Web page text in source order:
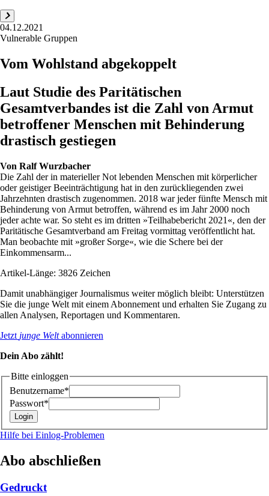
04.12.2021
Vulnerable Gruppen
Vom Wohlstand abgekoppelt
Laut Studie des Paritätischen
Gesamtverbandes ist die Zahl von Armut
betroffener Menschen mit Behinderung
drastisch gestiegen
Von Ralf Wurzbacher
Die Zahl der in materieller Not lebenden Menschen mit körperlicher
oder geistiger Beeinträchtigung hat in den zurückliegenden zwei
Jahrzehnten drastisch zugenommen. 2018 war jeder fünfte Mensch mit
Behinderung von Armut betroffen, während es im Jahr 2000 noch
jeder achte war. So steht es im dritten »Teilhabebericht 2021«, den der
Paritätische Gesamtverband am Freitag vormittag veröffentlicht hat.
Man beobachte mit »großer Sorge«, wie die Schere bei der
Einkommensarm...
Artikel-Länge: 3826 Zeichen
Damit unabhängiger Journalismus weiter möglich bleibt: Unterstützen
Sie die junge Welt mit einem Abonnement und erhalten Sie Zugang zu
allen Analysen, Reportagen und Kommentaren.
Jetzt junge Weltabonnieren
Dein Abo zählt!
Bitte einloggen
Benutzername*
Passwort*
Hilfe bei Einlog-Problemen
Abo abschließen
Gedruckt